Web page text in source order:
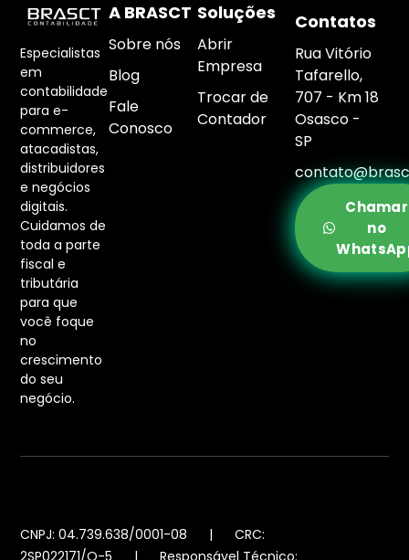
Especialistas
em
contabilidade
para e-
commerce,
atacadistas,
distribuidores
e negócios
digitais.
Cuidamos de
toda a parte
fiscal e
tributária
para que
você foque
no
crescimento
do seu
negócio.
A BRASCT
Sobre nós
Blog
Fale
Conosco
Soluções
Abrir
Empresa
Trocar de
Contador
Contatos
Rua Vitório
Tafarello,
707 - Km 18
Osasco -
SP
Chamar
no
CNPJ: 04.739.638/0001-08 | CRC: